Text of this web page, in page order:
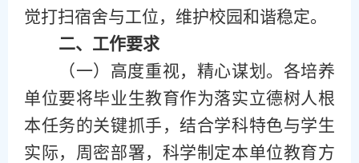
觉打扫宿舍与工位，维护校园和谐稳定。
二、工作要求
（一） 高度重视，精心谋划。各培养
单位要将毕业生教育作为落实立德树人根
本任务的关键抓手，结合学科特色与学生
实际，周密部署，科学制定本单位教育方